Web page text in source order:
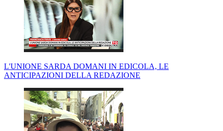
L'UNIONE SARDA DOMANI IN EDICOLA, LE
ANTICIPAZIONI DELLA REDAZIONE